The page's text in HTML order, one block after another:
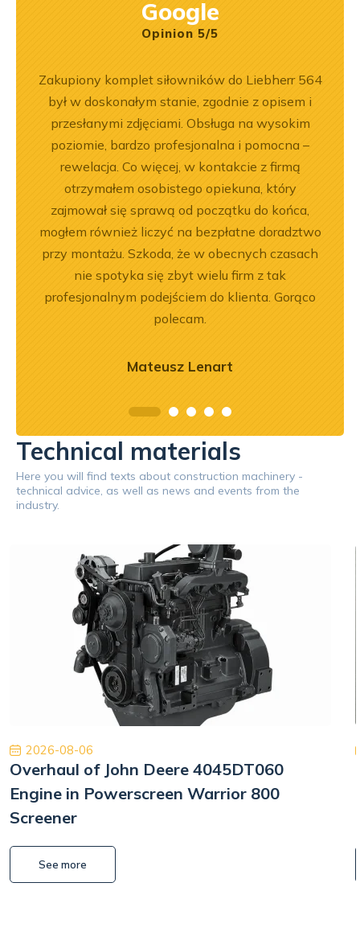
Google
Opinion 5/5
Zakupiony komplet siłowników do Liebherr 564
był w doskonałym stanie, zgodnie z opisem i
przesłanymi zdjęciami. Obsługa na wysokim
poziomie, bardzo profesjonalna i pomocna –
rewelacja. Co więcej, w kontakcie z firmą
otrzymałem osobistego opiekuna, który
zajmował się sprawą od początku do końca,
mogłem również liczyć na bezpłatne doradztwo
przy montażu. Szkoda, że w obecnych czasach
nie spotyka się zbyt wielu firm z tak
profesjonalnym podejściem do klienta. Gorąco
polecam.
Mateusz Lenart
Technical materials
Here you will find texts about construction machinery -
technical advice, as well as news and events from the
industry.
2026-08-06
Overhaul of John Deere 4045DT060
Engine in Powerscreen Warrior 800
Screener
See more